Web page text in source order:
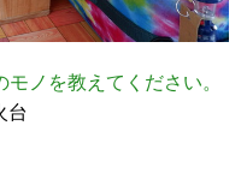
ノを教えてください。
台